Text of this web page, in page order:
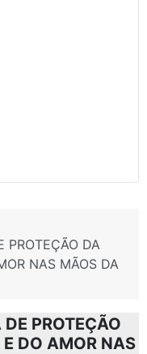
PROTEÇÃO DA
NAS MÃOS DA
PROTEÇÃO
DO AMOR NAS